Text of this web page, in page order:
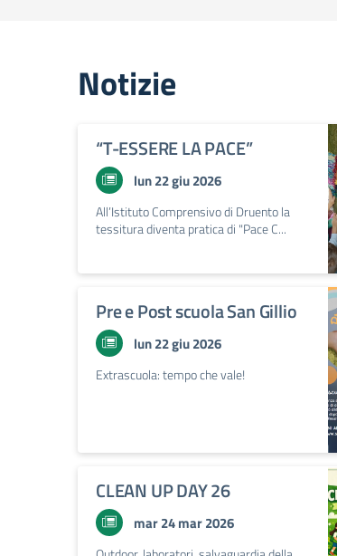
Notizie
“T-ESSERE LA PACE”
lun 22 giu 2026
All’Istituto Comprensivo di Druento la
tessitura diventa pratica di "Pace C...
Pre e Post scuola San Gillio
lun 22 giu 2026
Extrascuola: tempo che vale!
CLEAN UP DAY 26
mar 24 mar 2026